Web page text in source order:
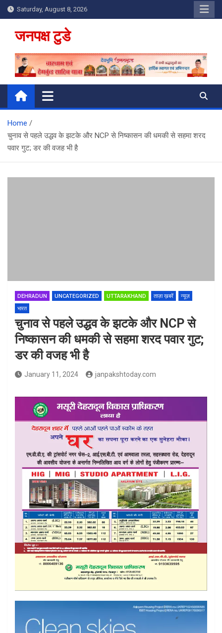
Skip
to
content
Saturday, August 8, 2026
जनपक्ष टुडे
Home
चुनाव से पहले उद्धव के झटके और NCP से निष्कासन की धमकी से सहमा शरद
पवार गुट; डर की वजह भी है
DEHRADUN UNCATEGORIZED UTTARAKHAND ताज़ा ख़बरें
न्यूज़
भारत
चुनाव से पहले उद्धव के झटके और NCP से
निष्कासन की धमकी से सहमा शरद पवार गुट;
डर की वजह भी है
January 11, 2024 janpakshtoday.com